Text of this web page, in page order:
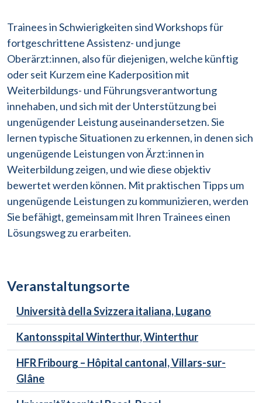
Trainees in Schwierigkeiten sind Workshops für
fortgeschrittene Assistenz- und junge
Oberärzt:innen, also für diejenigen, welche künftig
oder seit Kurzem eine Kaderposition mit
Weiterbildungs- und Führungsverantwortung
innehaben, und sich mit der Unterstützung bei
ungenügender Leistung auseinandersetzen. Sie
lernen typische Situationen zu erkennen, in denen sich
ungenügende Leistungen von Ärzt:innen in
Weiterbildung zeigen, und wie diese objektiv
bewertet werden können. Mit praktischen Tipps um
ungenügende Leistungen zu kommunizieren, werden
Sie befähigt, gemeinsam mit Ihren Trainees einen
Lösungsweg zu erarbeiten.
Veranstaltungsorte
Università della Svizzera italiana, Lugano
Kantonsspital Winterthur, Winterthur
HFR Fribourg – Hôpital cantonal, Villars-sur-
Glâne